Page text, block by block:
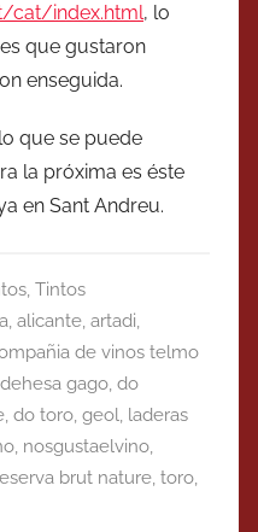
cat/index.html, lo
que gustaron
enseguida.
que se puede
la próxima es éste
en Sant Andreu.
, Tintos
, alicante, artadi,
de vinos telmo
dehesa gago, do
, do toro, geol, laderas
, nosgustaelvino,
brut nature, toro,